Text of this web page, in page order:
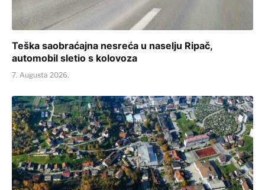
Teška saobraćajna nesreća u naselju Ripač,
automobil sletio s kolovoza
7. Augusta 2026.